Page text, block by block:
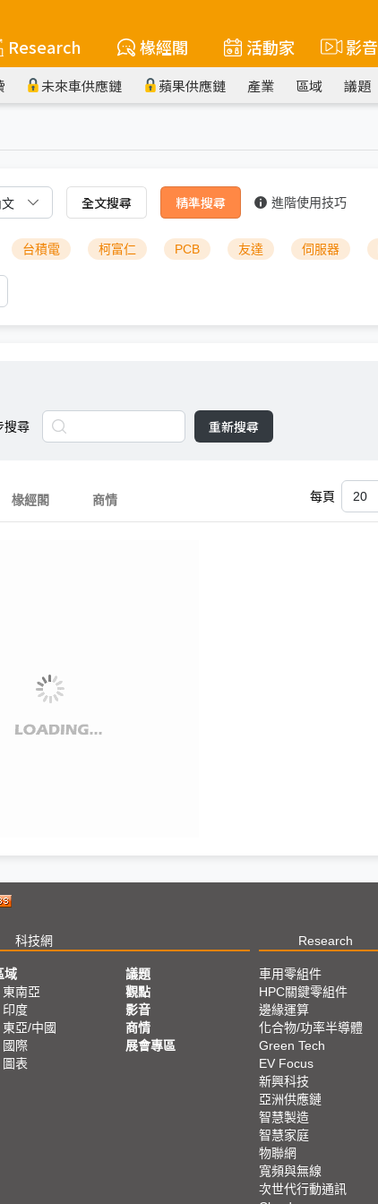
Research 椽經閣 活動家 影音
未來車供應鏈 蘋果供應鏈 產業 區域 議題
全文搜尋 精準搜尋 進階使用技巧
台積電 柯富仁 PCB 友達 伺服器
搜尋 重新搜尋
椽經閣 商情 每頁
科技網 Research
域
東南亞
印度
東亞/中國
國際
圖表
議題
觀點
影音
商情
展會專區
車用零組件
HPC關鍵零組件
邊緣運算
化合物/功率半導體
Green Tech
EV Focus
新興科技
亞洲供應鏈
智慧製造
智慧家庭
物聯網
寬頻與無線
次世代行動通訊